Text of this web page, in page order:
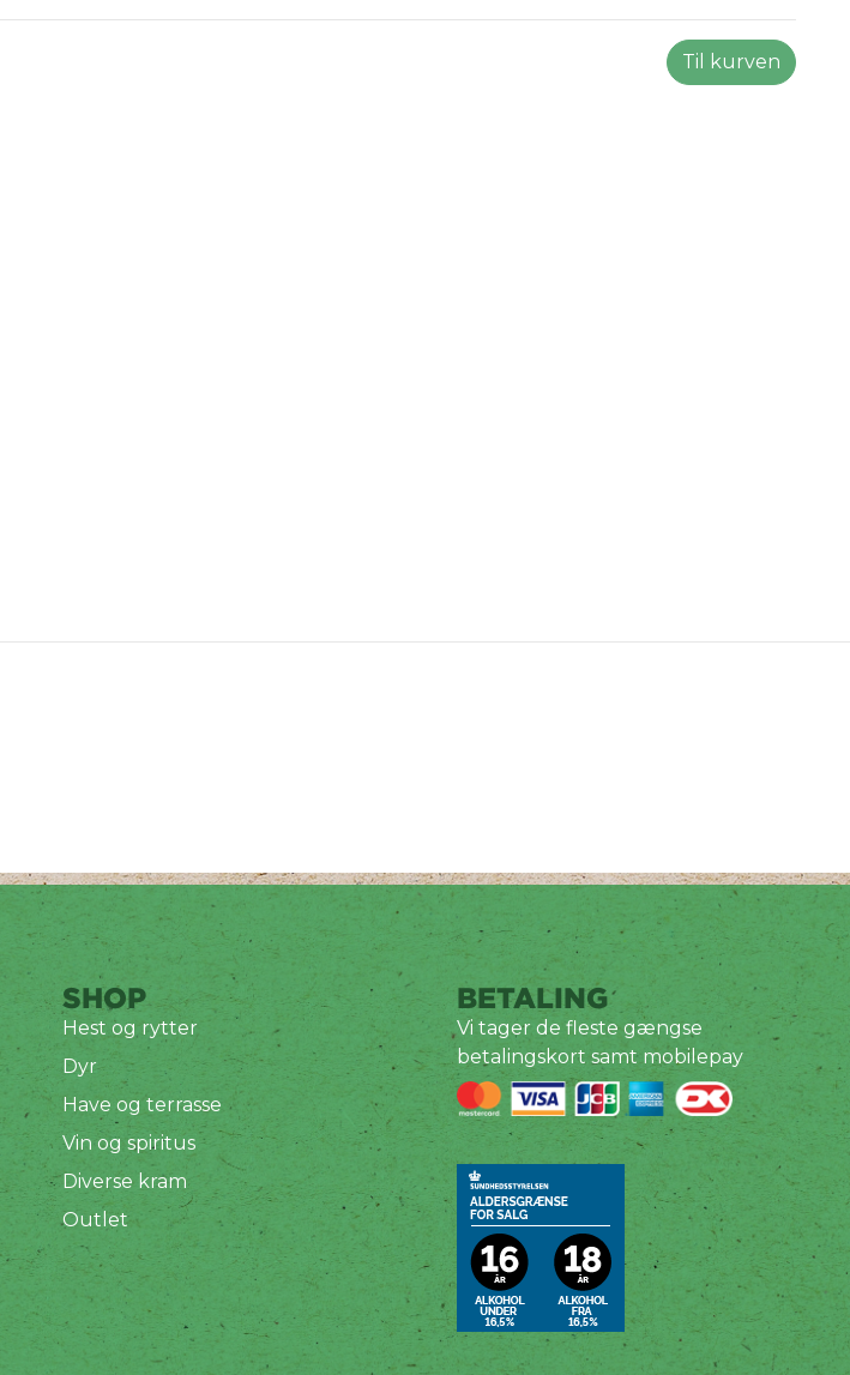
Til kurven
SHOP
Hest og rytter
Dyr
Have og terrasse
Vin og spiritus
Diverse kram
Outlet
BETALING
Vi tager de fleste gængse
betalingskort samt mobilepay